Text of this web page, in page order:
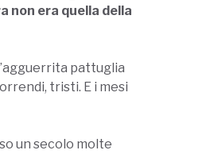
non era quella della
pattuglia
tristi. E i mesi
un secolo molte